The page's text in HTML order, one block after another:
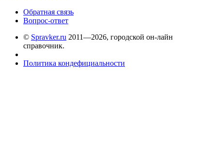
Обратная связь
Вопрос-ответ
© Spravker.ru 2011—2026, городской он-лайн
справочник.
Политика кондефициальности